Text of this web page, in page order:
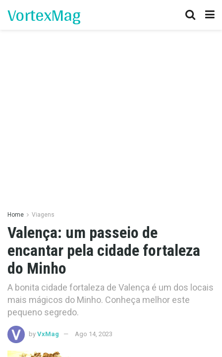
VortexMag
Home Viagens
Valença: um passeio de
encantar pela cidade fortaleza
do Minho
A bonita cidade fortaleza de Valença é um dos locais
mais mágicos do Minho. Conheça melhor este
pequeno segredo.
by VxMag Ago 14, 2023